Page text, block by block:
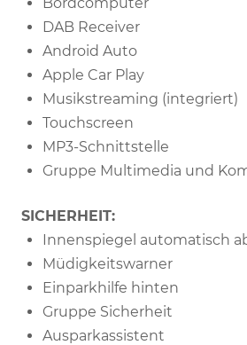
DAB Receiver
Android Auto
Apple Car Play
Musikstreaming (integriert)
Touchscreen
MP3-Schnittstelle
Gruppe Multimedia und
SICHERHEIT:
Innenspiegel automatisch
Müdigkeitswarner
Einparkhilfe hinten
Gruppe Sicherheit
Ausparkassistent